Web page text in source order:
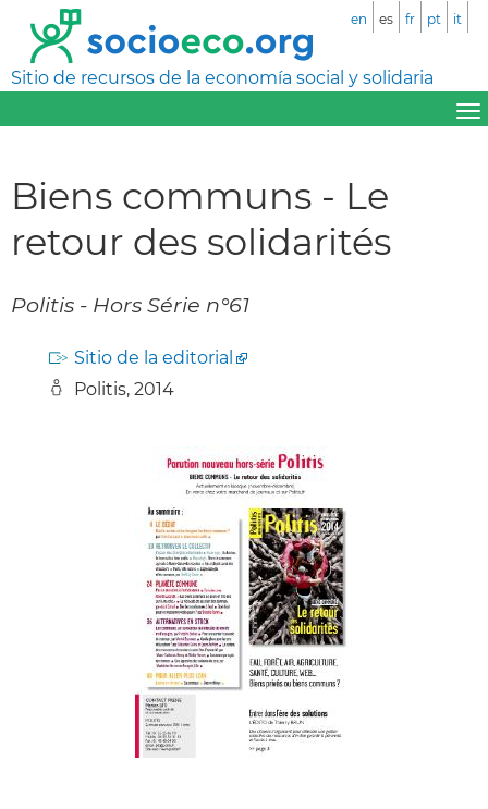
Sitio de recursos de la economía social y solidaria
en es fr pt it
Biens communs - Le
retour des solidarités
Politis - Hors Série n°61
Sitio de la editorial
Politis, 2014